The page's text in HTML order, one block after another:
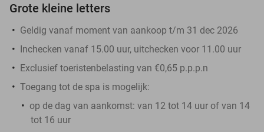
Grote kleine letters
Geldig vanaf moment van aankoop t/m 31 dec 2026
Inchecken vanaf 15.00 uur, uitchecken voor 11.00 uur
Exclusief toeristenbelasting van €0,65 p.p.p.n
Toegang tot de spa is mogelijk:
op de dag van aankomst: van 12 tot 14 uur of van 14
tot 16 uur